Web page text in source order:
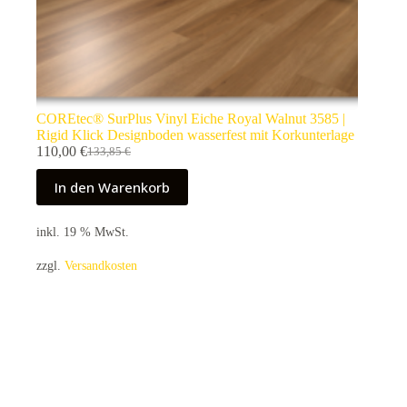
COREtec® SurPlus Vinyl Eiche Royal Walnut 3585 |
Rigid Klick Designboden wasserfest mit Korkunterlage
133,85€
Ursprünglicher
war:
133,85 €
110,00 €Aktueller
ist:
110,00 €.
In den Warenkorb
inkl. 19 % MwSt.
zzgl. Versandkosten